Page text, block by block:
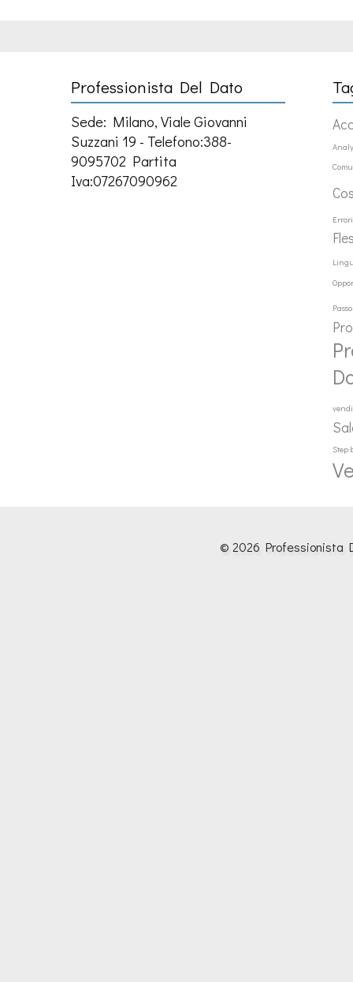
Professionista Del Dato
Sede: Milano, Viale Giovanni
Suzzani 19 - Telefono:388-
9095702 Partita
Iva:07267090962
Errori
Passo
Step
© 2026 Professionista